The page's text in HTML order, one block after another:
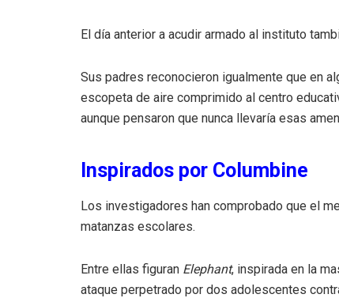
El día anterior a acudir armado al instituto
Sus padres reconocieron igualmente que en
escopeta de aire comprimido al centro
aunque pensaron que nunca llevaría esas
Inspirados por Columbine
Los investigadores han comprobado que el
matanzas escolares.
Entre ellas figuran Elephant, inspirada en la
ataque perpetrado por dos adolescentes